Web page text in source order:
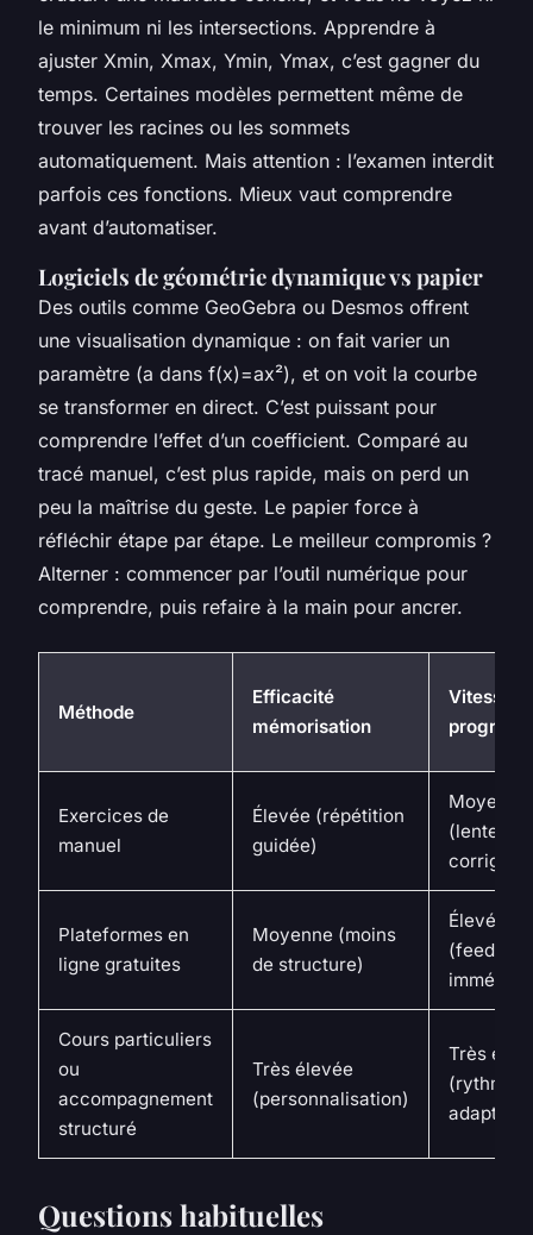
le minimum ni les intersections. Apprendre à
ajuster Xmin, Xmax, Ymin, Ymax, c’est gagner du
temps. Certaines modèles permettent même de
trouver les racines ou les sommets
automatiquement. Mais attention : l’examen interdit
parfois ces fonctions. Mieux vaut comprendre
avant d’automatiser.
Logiciels de géométrie dynamique vs papier
Des outils comme GeoGebra ou Desmos offrent
une visualisation dynamique : on fait varier un
paramètre (a dans f(x)=ax²), et on voit la courbe
se transformer en direct. C’est puissant pour
comprendre l’effet d’un coefficient. Comparé au
tracé manuel, c’est plus rapide, mais on perd un
peu la maîtrise du geste. Le papier force à
réfléchir étape par étape. Le meilleur compromis ?
Alterner : commencer par l’outil numérique pour
comprendre, puis refaire à la main pour ancrer.
Méthode
Efficacité
mémorisation
Vitesse
Exercices de
manuel
Élevée (répétition
guidée)
Moyenne
(lenteur
corrigé)
Plateformes en
ligne gratuites
Moyenne (moins
de structure)
Élevée
immédiat)
Cours particuliers
ou
accompagnement
structuré
Très élevée
(personnalisation)
Très
(rythme
adapté)
Questions habituelles